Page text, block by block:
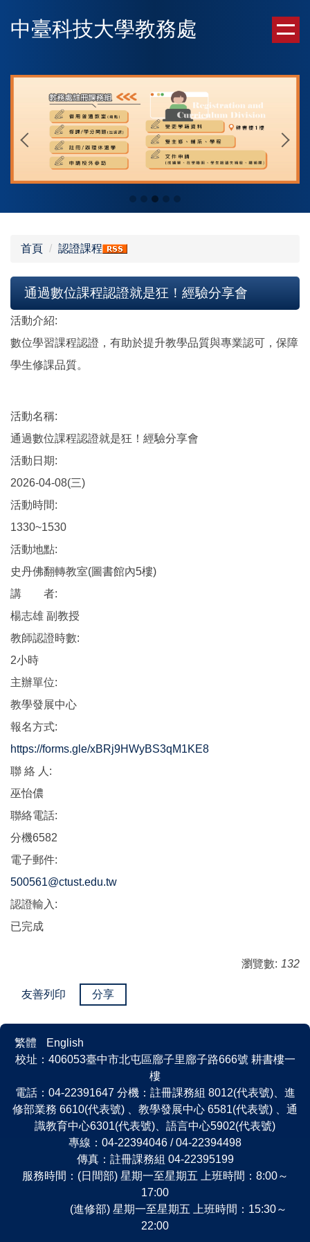
到
內
中臺科技大學教務處
首頁 認證課程
通過數位課程認證就是狂！經驗分享會
活動介紹:
數位學習課程認證，有助於提升教學品質與專業認可，保障
學生修課品質。
活動名稱:
通過數位課程認證就是狂！經驗分享會
活動日期:
2026-04-08(三)
活動時間:
1330~1530
活動地點:
史丹佛翻轉教室(圖書館內5樓)
講 者:
楊志雄 副教授
教師認證時數:
2小時
主辦單位:
教學發展中心
報名方式:
https://forms.gle/xBRj9HWyBS3qM1KE8
聯 絡 人:
巫怡儂
聯絡電話:
分機6582
電子郵件:
500561@ctust.edu.tw
認證輸入:
已完成
瀏覽數: 132
友善列印 分享
繁體
English
校址：406053臺中市北屯區廍子里廍子路666號 耕書樓一
樓
電話：04-22391647 分機：註冊課務組 8012(代表號)、進
修部業務 6610(代表號) 、教學發展中心 6581(代表號) 、通
識教育中心6301(代表號)、語言中心5902(代表號)
專線：04-22394046 / 04-22394498
傳真：註冊課務組 04-22395199
服務時間：(日間部) 星期一至星期五 上班時間：8:00～
17:00
(進修部) 星期一至星期五 上班時間：15:30～
22:00